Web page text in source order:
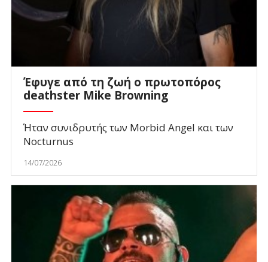
Έφυγε από τη ζωή ο πρωτοπόρος
deathster Mike Browning
Ήταν συνιδρυτής των Morbid Angel και των
Nocturnus
14/07/2026